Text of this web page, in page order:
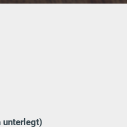
unterlegt)